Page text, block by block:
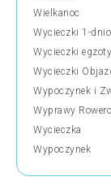
Wielkanoc
Wycieczki 1-
Wycieczki
Wycieczki
Wypoczynek i
Wyprawy
Wycieczka
Wypoczynek